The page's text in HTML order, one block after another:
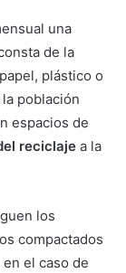
una
de la
plástico o
población
espacios de
reciclaje a la
los
compactados
el caso de